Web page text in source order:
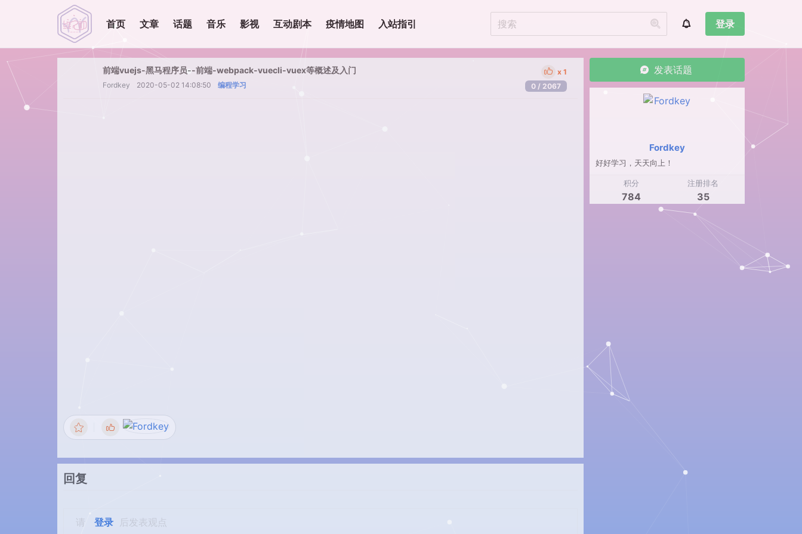
首页 文章 话题 音乐 影视 互动剧本 疫情地图 入站指引 登录
前端vuejs-黑马程序员--前端-webpack-vuecli-vuex等概述及入门
Fordkey 2020-05-02 14:08:50 编程学习
1
0 / 2067
回复
请 登录 后发表观点
发表话题
Fordkey
好好学习，天天向上！
积分
784
注册排名
35